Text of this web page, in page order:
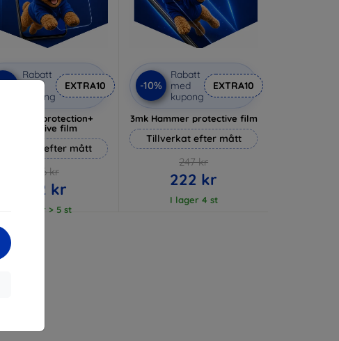
Rabatt
kupong
EXTRA10
3mk Silverprotection+
protective film
Tillverkat efter mått
236 kr
212 kr
I lager > 5 st
-10%
Rabatt
med
kupong
EXTRA10
3mk Hammer protective film
Tillverkat efter mått
247 kr
222 kr
I lager 4 st